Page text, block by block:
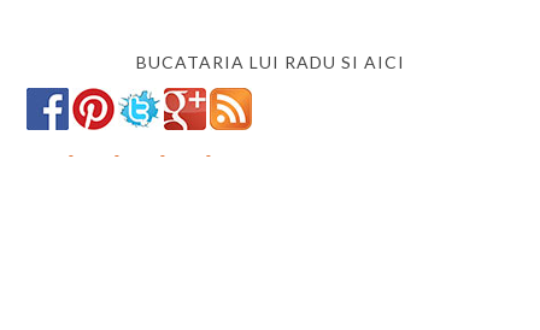
BUCATARIA LUI RADU SI AICI